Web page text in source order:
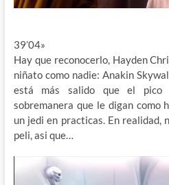
39’04»
Hay que reconocerlo, Hayden
niñato como nadie: Anakin
está más salido que el pico
sobremanera que le digan como
un jedi en practicas. En realidad,
peli, asi que…